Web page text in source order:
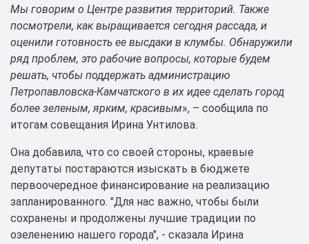
Мы говорим о Центре развития территорий. Также
посмотрели, как выращивается сегодня рассада, и
оценили готовность ее высдаки в клумбы. Обнаружили
ряд проблем, это рабочие вопросы, которые будем
решать, чтобы поддержать администрацию
Петропавловска-Камчатского в их идее сделать город
более зеленым, ярким, красивым», – сообщила по
итогам совещания Ирина Унтилова.
Она добавила, что со своей стороны, краевые
депутаты постараются изыскать в бюджете
первоочередное финансирование на реализацию
запланированного. "Для нас важно, чтобы были
сохранены и продолжены лучшие традиции по
озеленению нашего города", - сказала Ирина